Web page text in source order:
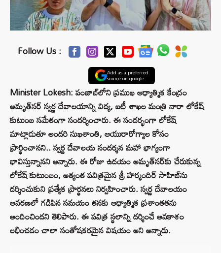
Follow Us :
Add as a preferred
source on google
Minister Lokesh: పంజాబ్‌లోని ప్రముఖ ఆధ్యాత్మిక కేంద్రం
అమృత్‌సర్ స్వర్ణ దేవాలయాన్ని విద్య, ఐటీ శాఖల మంత్రి నారా లోకేష్
కుటుంబ సమేతంగా సందర్శించారు. ఈ సందర్భంగా లోకేష్
మాట్లాడుతూ అందరి సుఖశాంతి, ఆయురారోగ్యాల కోసం
ప్రార్థించానని.. స్వర్ణ దేవాలయ సందర్శన మహా భాగ్యంగా
భావిస్తున్నానని అన్నారు. ఈ రోజు ఉదయం అమృత్‌సర్‌కు చేరుకున్న
లోకేష్ కుటుంబం, అత్యంత పవిత్రమైన శ్రీ హర్మందిర్ సాహిబ్‌ను
దర్శించుకుని ప్రత్యేక ప్రార్థనలు నిర్వహించారు. స్వర్ణ దేవాలయం
ఆవరణలో గడిపిన సమయం తనకు ఆధ్యాత్మిక ప్రశాంతతను
అందించిందని తెలిపారు. ఈ పవిత్ర స్థలాన్ని దర్శించే అవకాశం
లభించడం చాలా సంతోషకరమైన విషయం అని అన్నారు.